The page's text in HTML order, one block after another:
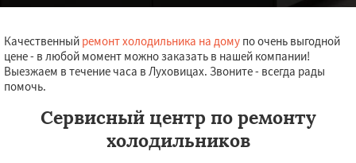
Качественный ремонт холодильника на дому по очень выгодной
цене - в любой момент можно заказать в нашей компании!
Выезжаем в течение часа в Луховицах. Звоните - всегда рады
помочь.
Сервисный центр по ремонту
холодильников